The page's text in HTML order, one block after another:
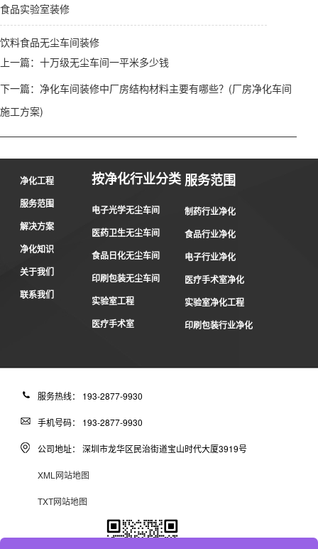
食品实验室装修
饮料食品无尘车间装修
上一篇： 十万级无尘车间一平米多少钱
下一篇： 净化车间装修中厂房结构材料主要有哪些？(厂房净化车间
施工方案)
净化工程
服务范围
解决方案
净化知识
关于我们
联系我们
按净化行业分类
电子光学无尘车间
医药卫生无尘车间
食品日化无尘车间
印刷包装无尘车间
实验室工程
医疗手术室
服务范围
制药行业净化
食品行业净化
电子行业净化
医疗手术室净化
实验室净化工程
印刷包装行业净化
服务热线： 193-2877-9930
手机号码： 193-2877-9930
公司地址： 深圳市龙华区民治街道宝山时代大厦3919号
XML网站地图
TXT网站地图